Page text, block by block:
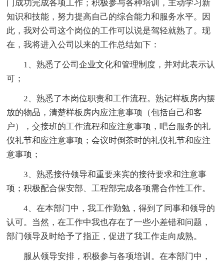
门成功完成各项工作；积极参与各种培训，主动学习新
知识和技能，努力提高自己的综合能力和服务水平。因
此，我对公司这个岗位的工作可以说是驾轻就熟了。现
在，我将进入公司以来的工作总结如下：
1、熟悉了公司企业文化和管理制度，并对此表示认
可；
2、熟悉了本岗位职责和工作流程。熟记样板房内摆
放的物品，清楚样板房内应注意事项（包括自己和客
户），交接班的工作流程和应注意事项，吧台服务的礼
仪礼节和应注意事项；会议时倒茶时的礼仪礼节和应注
意事项；
3、熟悉接待领导和重要来宾的接待要求和注意事
项；积极配合保安部、工程部完成各项需合作性工作。
4、在本部门中，我工作勤勉，得到了同事和领导的
认可。当然，在工作中我也存在了一些小差错和问题，
部门领导及时给予了指正，促进了我工作走向成熟。
服从领导安排，积极参与各项培训。在本部门中，